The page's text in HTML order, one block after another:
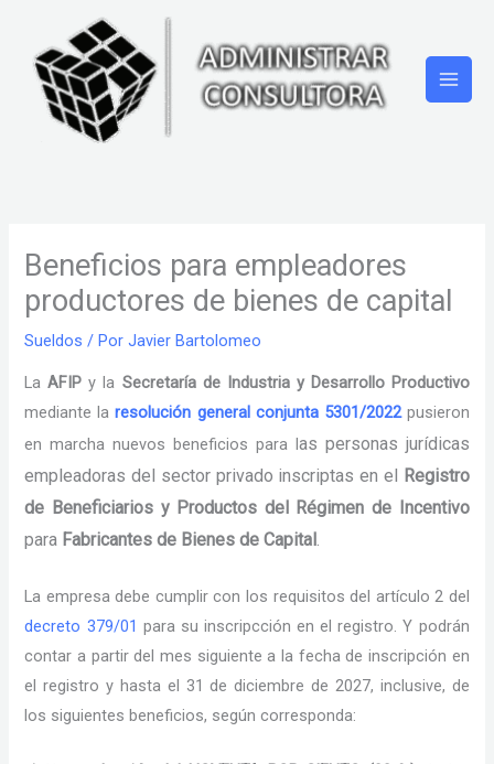
contenido
Beneficios para empleadores
productores de bienes de capital
Sueldos / PorJavier Bartolomeo
LaAFIP y la Secretaría de Industria y Desarrollo Productivo
mediante laresolución general conjunta 5301/2022pusieron
en marcha nuevos beneficios para l as personas jurídicas
empleadoras del sector privado inscriptas en el
Registro
de Beneficiarios y Productos del Régimen de Incentivo
para Fabricantes de Bienes de Capital.
La empresa debe cumplir con los requisitos del artículo 2 del
decreto 379/01 para su inscripcción en el registro. Y podrán
contar a partir del mes siguiente a la fecha de inscripción en
el registro y hasta el 31 de diciembre de 2027, inclusive, de
los siguientes beneficios, según corresponda: